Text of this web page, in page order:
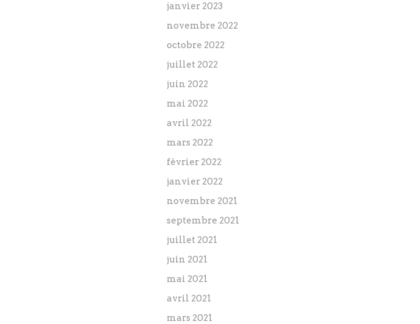
janvier 2023
novembre 2022
octobre 2022
juillet 2022
juin 2022
mai 2022
avril 2022
mars 2022
février 2022
janvier 2022
novembre 2021
septembre 2021
juillet 2021
juin 2021
mai 2021
avril 2021
mars 2021